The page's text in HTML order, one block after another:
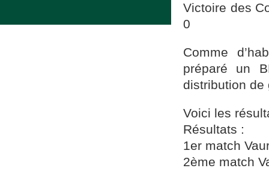
Victoire des
0
Comme
préparé un
distribution de
Voici les
Résultats :
1er match
2ème match